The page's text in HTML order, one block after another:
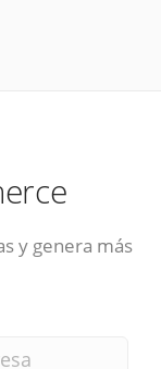
y genera más